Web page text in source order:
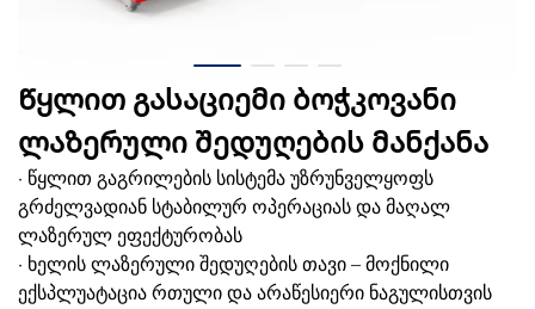
Წყლით გასაციემი ბოჭკოვანი
ლაზერული შედუღების მანქანა
· წყლით გაგრილების სისტემა უზრუნველყოფს
გრძელვადიან სტაბილურ ოპერაციას და მაღალ
ლაზერულ ეფექტურობას
· ხელის ლაზერული შედუღების თავი – მოქნილი
ექსპლუატაცია რთული და არაწესიერი ნაგულისთვის